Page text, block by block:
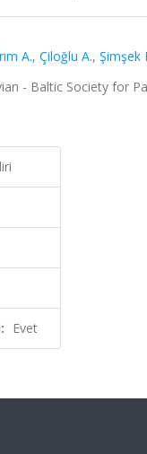
A., Çiloğlu A., Şimşek
- Baltic Society for
Evet